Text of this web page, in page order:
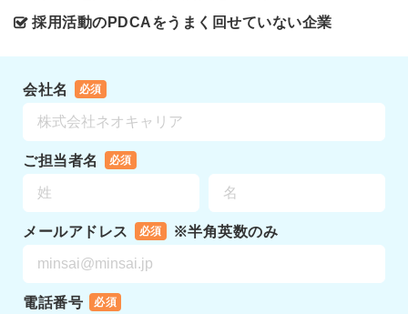
採用活動のPDCAをうまく回せていない企業
会社名 必須
ご担当者名 必須
メールアドレス 必須 ※半角英数のみ
電話番号 必須